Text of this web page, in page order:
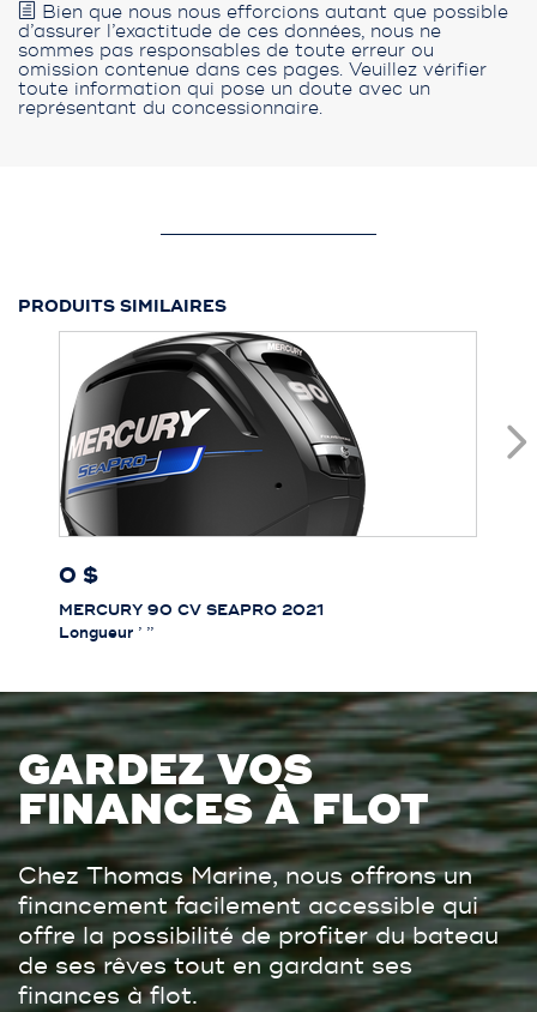
Bien que nous nous efforcions autant que possible
d’assurer l’exactitude de ces données, nous ne
sommes pas responsables de toute erreur ou
omission contenue dans ces pages. Veuillez vérifier
toute information qui pose un doute avec un
représentant du concessionnaire.
PRODUITS SIMILAIRES
0 $
MERCURY 90 CV SEAPRO 2021
Longueur ’ ’’
GARDEZ VOS
FINANCES À FLOT
Chez Thomas Marine, nous offrons un
financement facilement accessible qui
offre la possibilité de profiter du bateau
de ses rêves tout en gardant ses
finances à flot.